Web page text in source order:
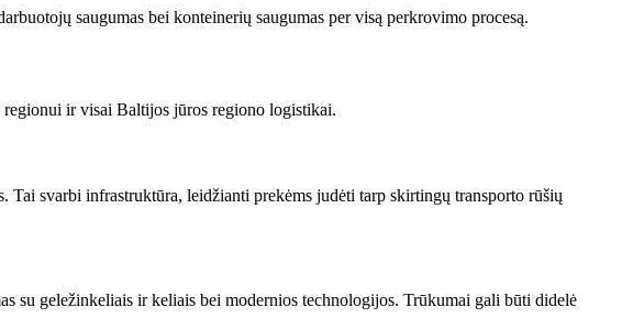
saugumas bei konteinerių saugumas per visą perkrovimo procesą.
ir visai Baltijos jūros regiono logistikai.
svarbi infrastruktūra, leidžianti prekėms judėti tarp skirtingų transporto rūšių
su geležinkeliais ir keliais bei modernios technologijos. Trūkumai gali būti didelė